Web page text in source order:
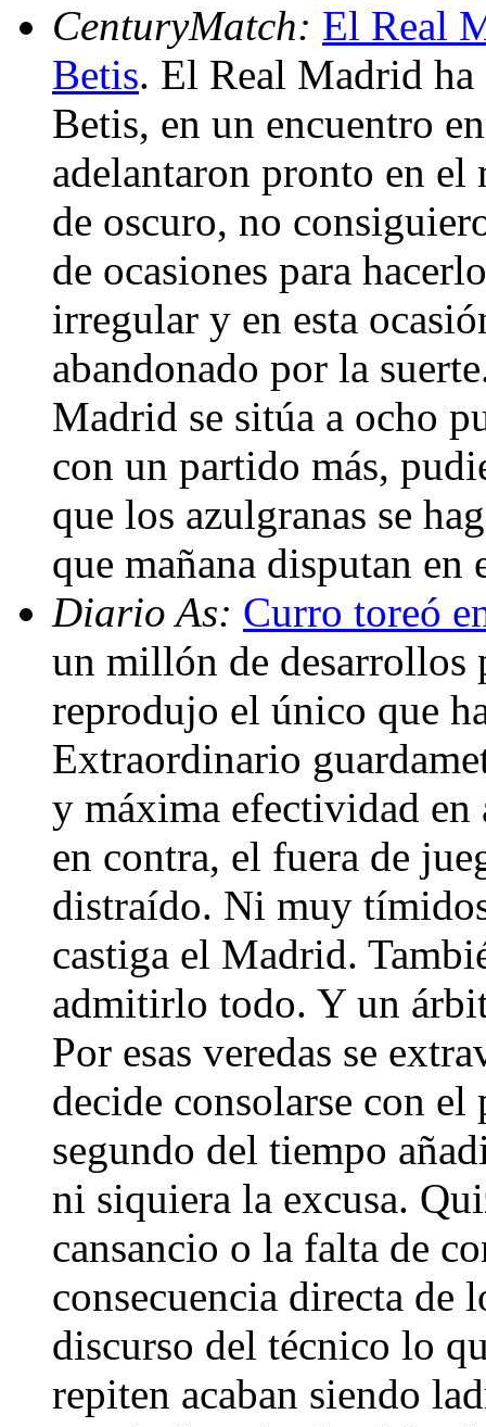
CenturyMatch: El Real
Betis. El Real Madrid
Betis, en un encuentro
adelantaron pronto en
de oscuro, no
de ocasiones para
irregular y en esta
abandonado por la
Madrid se sitúa a ocho
con un partido más,
que los azulgranas se
que mañana disputan
Diario As: Curro toreó
un millón de desarrollos
reprodujo el único que
Extraordinario
y máxima efectividad
en contra, el fuera de
distraído. Ni muy
castiga el Madrid.
admitirlo todo. Y un
Por esas veredas se
decide consolarse con
segundo del tiempo
ni siquiera la excusa.
cansancio o la falta de
consecuencia directa de
discurso del técnico lo
repiten acaban siendo